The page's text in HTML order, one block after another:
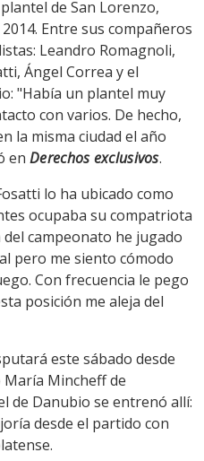
de San Lorenzo,
Entre sus compañeros
Leandro Romagnoli,
Ángel Correa y el
"Había un plantel muy
con varios. De hecho,
la misma ciudad el año
en Derechos exclusivos.
lo ha ubicado como
ocupaba su compatriota
campeonato he jugado
pero me siento cómodo
Con frecuencia le pego
posición me aleja del
este sábado desde
María Mincheff de
de Danubio se entrenó allí:
desde el partido con